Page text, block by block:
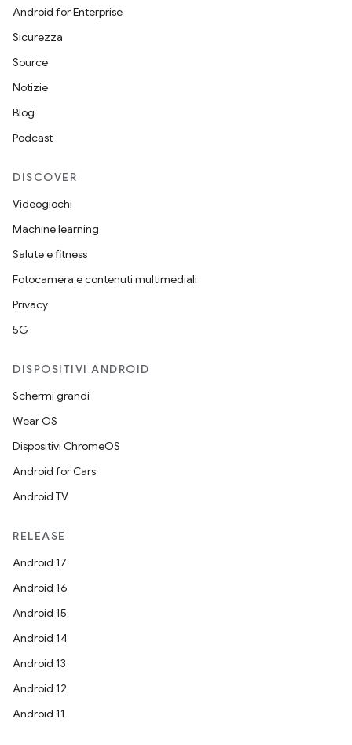
Android for Enterprise
Sicurezza
Source
Notizie
Blog
Podcast
DISCOVER
Videogiochi
Machine learning
Salute e fitness
Fotocamera e contenuti multimediali
Privacy
5G
DISPOSITIVI ANDROID
Schermi grandi
Wear OS
Dispositivi ChromeOS
Android for Cars
Android TV
RELEASE
Android 17
Android 16
Android 15
Android 14
Android 13
Android 12
Android 11